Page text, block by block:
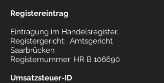
Registereintrag
Eintragung im Handelsregister.
Registergericht: Amtsgericht
Saarbrücken
Registernummer: HR B 106690
Umsatzsteuer-ID